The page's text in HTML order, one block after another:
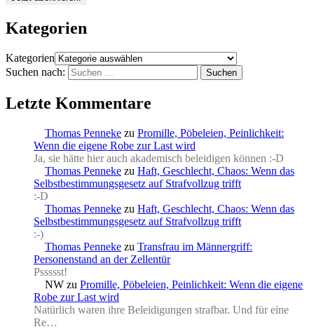
Kategorien
Kategorien
Suchen nach:
Letzte Kommentare
Thomas Penneke zu Promille, Pöbeleien, Peinlichkeit:
Wenn die eigene Robe zur Last wird
Ja, sie hätte hier auch akademisch beleidigen können :-D
Thomas Penneke zu Haft, Geschlecht, Chaos: Wenn das
Selbstbestimmungsgesetz auf Strafvollzug trifft
:-D
Thomas Penneke zu Haft, Geschlecht, Chaos: Wenn das
Selbstbestimmungsgesetz auf Strafvollzug trifft
:-)
Thomas Penneke zu Transfrau im Männergriff:
Personenstand an der Zellentür
Pssssst!
NW zu Promille, Pöbeleien, Peinlichkeit: Wenn die eigene
Robe zur Last wird
Natürlich waren ihre Beleidigungen strafbar. Und für eine
Re…